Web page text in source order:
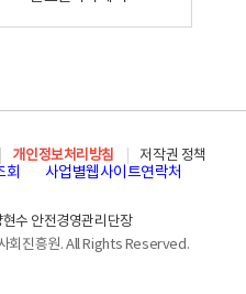
개인정보처리방침
저작권 정책
회 사업별웹사이트연락처
수 안전경영관리단장
회진흥원. All Rights Reserved.